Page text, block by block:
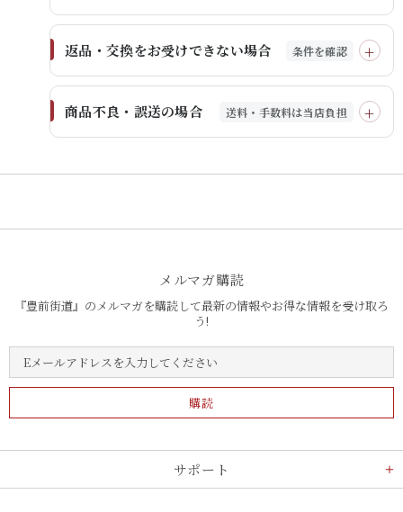
返品・交換をお受けできない場合 条件を確認
商品不良・誤送の場合 送料・手数料は当店負担
サポート
メルマガ購読
『豊前街道』のメルマガを購読して最新の情報やお得な情報を受け取ろ
う!